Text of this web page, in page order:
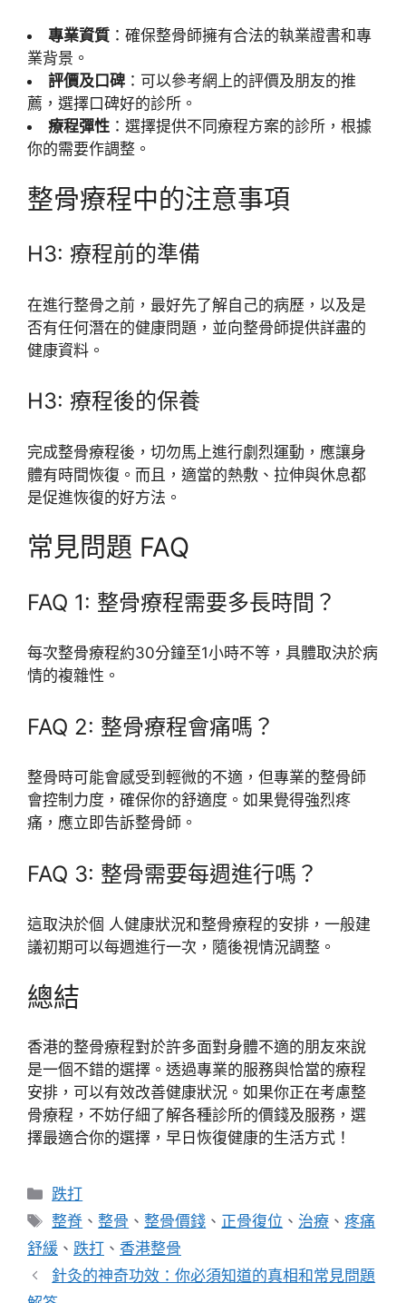
專業資質 ：確保整骨師擁有合法的執業證書和專
業背景。
評價及口碑 ：可以參考網上的評價及朋友的推
薦，選擇口碑好的診所。
療程彈性 ：選擇提供不同療程方案的診所，根據
你的需要作調整。
整骨療程中的注意事項
H3: 療程前的準備
在進行整骨之前，最好先了解自己的病歷，以及是
否有任何潛在的健康問題，並向整骨師提供詳盡的
健康資料。
H3: 療程後的保養
完成整骨療程後，切勿馬上進行劇烈運動，應讓身
體有時間恢復。而且，適當的熱敷、拉伸與休息都
是促進恢復的好方法。
常見問題 FAQ
FAQ 1: 整骨療程需要多長時間？
每次整骨療程約30分鐘至1小時不等，具體取決於病
情的複雜性。
FAQ 2: 整骨療程會痛嗎？
整骨時可能會感受到輕微的不適，但專業的整骨師
會控制力度，確保你的舒適度。如果覺得強烈疼
痛，應立即告訴整骨師。
FAQ 3: 整骨需要每週進行嗎？
這取決於個 人健康狀況和整骨療程的安排，一般建
議初期可以每週進行一次，隨後視情況調整。
總結
香港的整骨療程對於許多面對身體不適的朋友來說
是一個不錯的選擇。透過專業的服務與恰當的療程
安排，可以有效改善健康狀況。如果你正在考慮整
骨療程，不妨仔細了解各種診所的價錢及服務，選
擇最適合你的選擇，早日恢復健康的生活方式！
分
類
跌打
標
籤
整脊 、整骨 、整骨價錢 、 正骨復位 、 治療 、疼痛
舒緩 、 跌打 、 香港整骨
針灸的神奇功效：你必須知道的真相和常見問題